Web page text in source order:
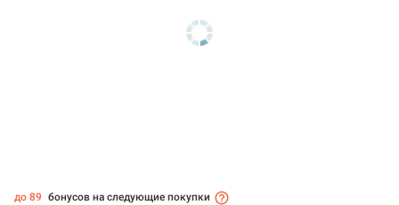
до 89 бонусов на следующие покупки